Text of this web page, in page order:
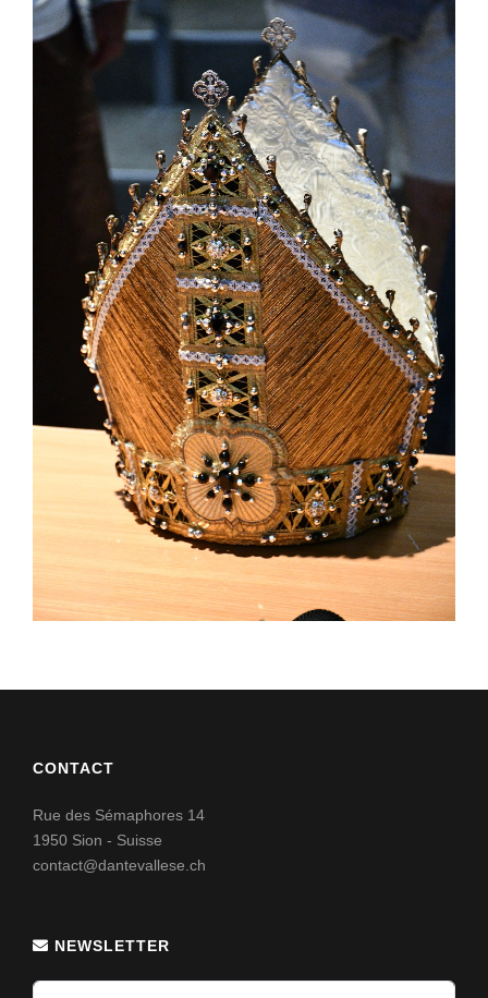
CONTACT
Rue des Sémaphores 14
1950 Sion - Suisse
contact@dantevallese.ch
NEWSLETTER